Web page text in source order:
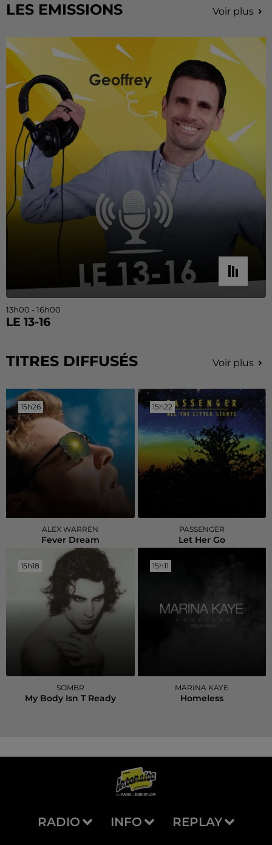
LES EMISSIONS Voir plus
13h00 - 16h00
LE 13-16
TITRES DIFFUSÉS Voir plus
15h26
15h26
ALEX WARREN
Fever Dream
15h22
15h22
PASSENGER
Let Her Go
15h18
15h18
SOMBR
My Body Isn T Ready
15h11
15h11
MARINA KAYE
Homeless
RADIO INFO REPLAY